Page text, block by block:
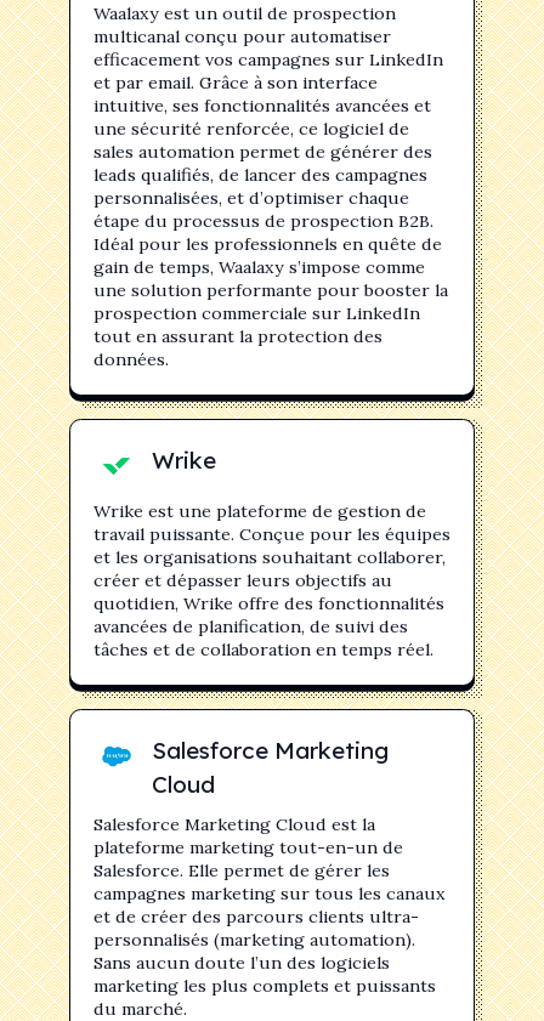
Waalaxy est un outil de prospection
multicanal conçu pour automatiser
efficacement vos campagnes sur LinkedIn
et par email. Grâce à son interface
intuitive, ses fonctionnalités avancées et
une sécurité renforcée, ce logiciel de
sales automation permet de générer des
leads qualifiés, de lancer des campagnes
personnalisées, et d’optimiser chaque
étape du processus de prospection B2B.
Idéal pour les professionnels en quête de
gain de temps, Waalaxy s’impose comme
une solution performante pour booster la
prospection commerciale sur LinkedIn
tout en assurant la protection des
données.
Wrike
Wrike est une plateforme de gestion de
travail puissante. Conçue pour les équipes
et les organisations souhaitant collaborer,
créer et dépasser leurs objectifs au
quotidien, Wrike offre des fonctionnalités
avancées de planification, de suivi des
tâches et de collaboration en temps réel.
Salesforce Marketing
Cloud
Salesforce Marketing Cloud est la
plateforme marketing tout-en-un de
Salesforce. Elle permet de gérer les
campagnes marketing sur tous les canaux
et de créer des parcours clients ultra-
personnalisés (marketing automation).
Sans aucun doute l’un des logiciels
marketing les plus complets et puissants
du marché.